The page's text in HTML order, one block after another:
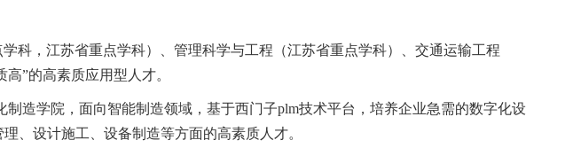
科，江苏省重点学科）、管理科学与工程（江苏省重点学科）、交通运输工程
”的高素质应用型人才。
造学院，面向智能制造领域，基于西门子plm技术平台，培养企业急需的数字化设
、设计施工、设备制造等方面的高素质人才。